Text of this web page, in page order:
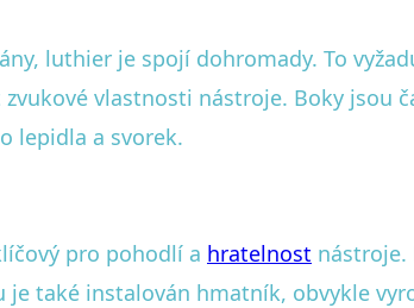
luthier je spojí dohromady. To
vlastnosti nástroje. Boky jsou
lepidla a svorek.
pro pohodlí a hratelnost nástroje.
také instalován hmatník, obvykle